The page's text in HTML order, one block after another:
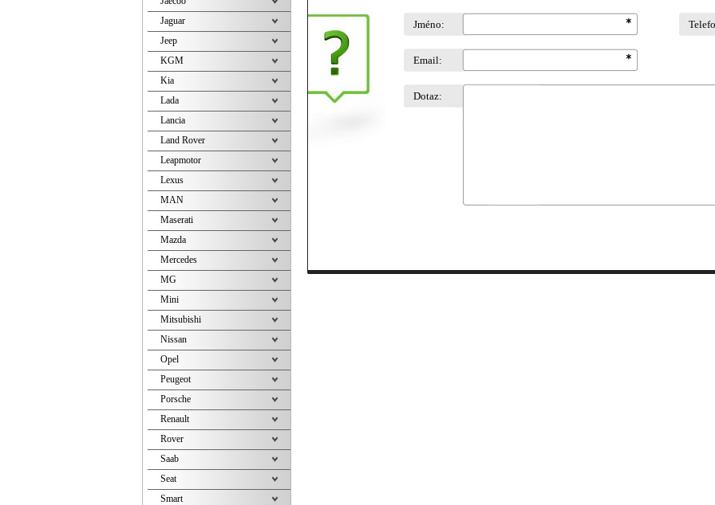
Jméno:
Email:
Dotaz:
Jaguar
Jeep
KGM
Kia
Lada
Lancia
Land Rover
Leapmotor
Lexus
MAN
Maserati
Mazda
Mercedes
MG
Mini
Mitsubishi
Nissan
Opel
Peugeot
Porsche
Renault
Rover
Saab
Seat
Smart